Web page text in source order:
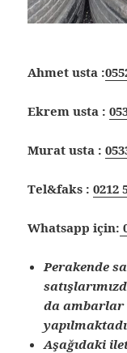
Ahmet usta :
Ekrem usta :
Murat usta :
Tel&faks :0212
Whatsapp için:
Perakende
da ambarlar
Aşağıdaki